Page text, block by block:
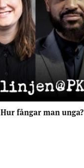
fångar man unga?